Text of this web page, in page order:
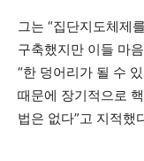
그는 “집단지도체제
구축했지만 이들 마
“한 덩어리가 될 수
때문에 장기적으로
법은 없다”고 지적했